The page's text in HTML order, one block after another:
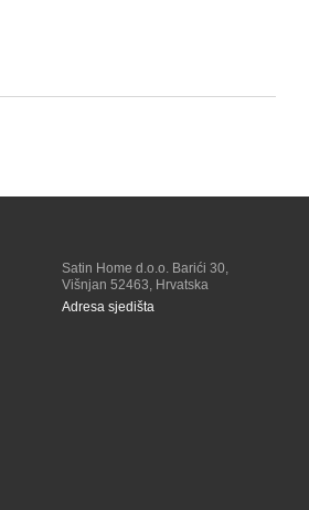
Satin Home d.o.o. Barići 30,
Višnjan 52463, Hrvatska
Adresa sjedišta